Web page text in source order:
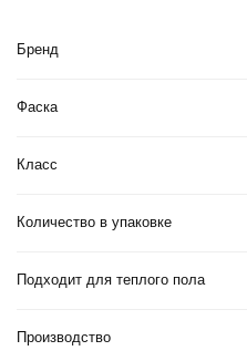
Бренд
Фаска
Класс
Количество в упаковке
Подходит для теплого пола
Производство